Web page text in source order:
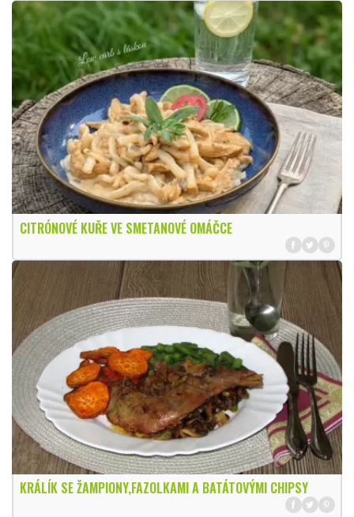
CITRÓNOVÉ KUŘE VE SMETANOVÉ OMÁČCE
KRÁLÍK SE ŽAMPIONY,FAZOLKAMI A BATÁTOVÝMI CHIPSY